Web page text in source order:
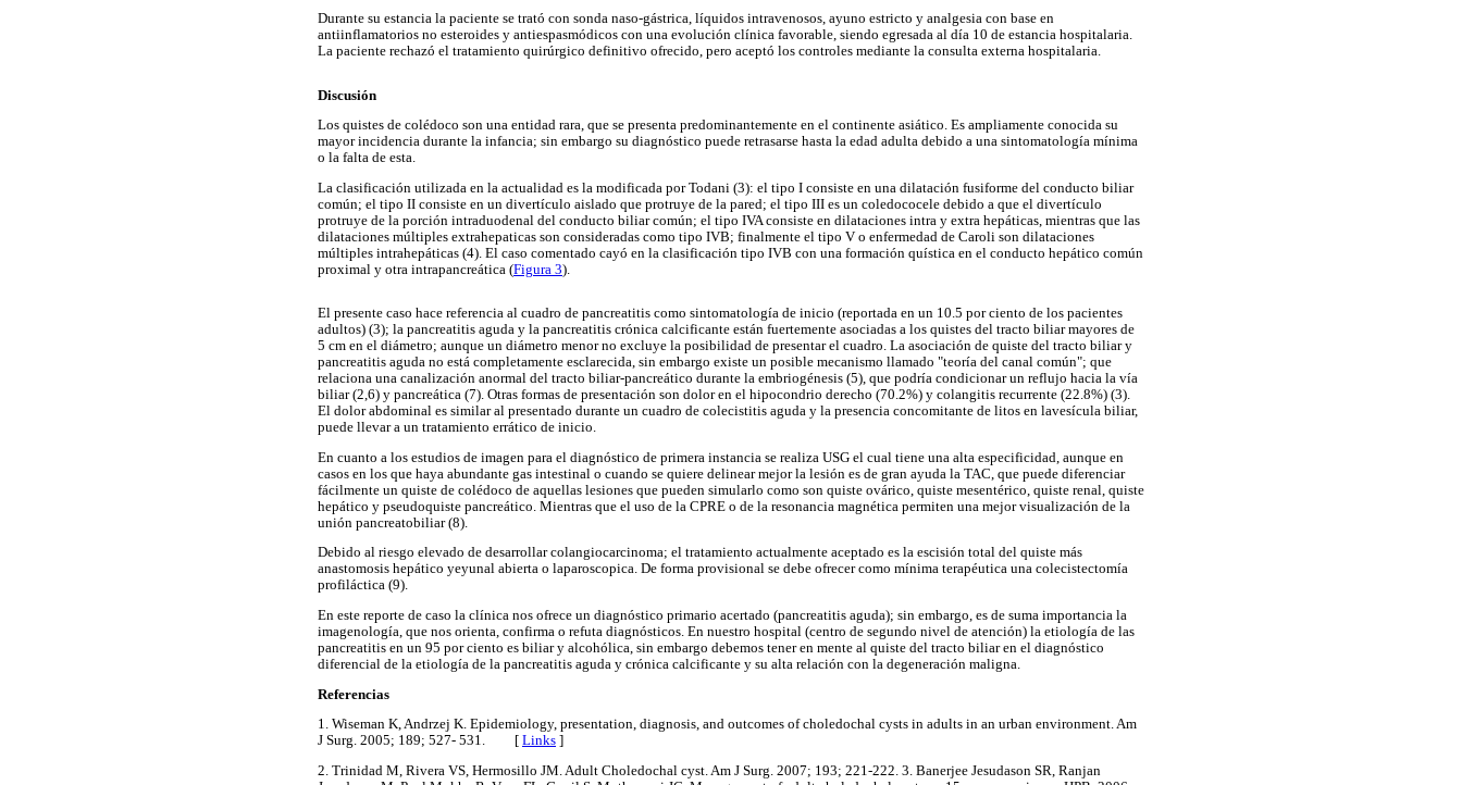
Durante su estancia la paciente se trató con sonda naso-gástrica, líquidos intravenosos, ayuno estricto y analgesia con base en
antiinflamatorios no esteroides y antiespasmódicos con una evolución clínica favorable, siendo egresada al día 10 de estancia hospitalaria.
La paciente rechazó el tratamiento quirúrgico definitivo ofrecido, pero aceptó los controles mediante la consulta externa hospitalaria.
Discusión
Los quistes de colédoco son una entidad rara, que se presenta predominantemente en el continente asiático. Es ampliamente conocida su
mayor incidencia durante la infancia; sin embargo su diagnóstico puede retrasarse hasta la edad adulta debido a una sintomatología mínima
o la falta de esta.
La clasificación utilizada en la actualidad es la modificada por Todani (3): el tipo I consiste en una dilatación fusiforme del conducto biliar
común; el tipo II consiste en un divertículo aislado que protruye de la pared; el tipo III es un coledococele debido a que el divertículo
protruye de la porción intraduodenal del conducto biliar común; el tipo IVA consiste en dilataciones intra y extra hepáticas, mientras que las
dilataciones múltiples extrahepaticas son consideradas como tipo IVB; finalmente el tipo V o enfermedad de Caroli son dilataciones
múltiples intrahepáticas (4). El caso comentado cayó en la clasificación tipo IVB con una formación quística en el conducto hepático común
proximal y otra intrapancreática (Figura 3).
El presente caso hace referencia al cuadro de pancreatitis como sintomatología de inicio (reportada en un 10.5 por ciento de los pacientes
adultos) (3); la pancreatitis aguda y la pancreatitis crónica calcificante están fuertemente asociadas a los quistes del tracto biliar mayores de
5 cm en el diámetro; aunque un diámetro menor no excluye la posibilidad de presentar el cuadro. La asociación de quiste del tracto biliar y
pancreatitis aguda no está completamente esclarecida, sin embargo existe un posible mecanismo llamado "teoría del canal común"; que
relaciona una canalización anormal del tracto biliar-pancreático durante la embriogénesis (5), que podría condicionar un reflujo hacia la vía
biliar (2,6) y pancreática (7). Otras formas de presentación son dolor en el hipocondrio derecho (70.2%) y colangitis recurrente (22.8%) (3).
El dolor abdominal es similar al presentado durante un cuadro de colecistitis aguda y la presencia concomitante de litos en lavesícula biliar,
puede llevar a un tratamiento errático de inicio.
En cuanto a los estudios de imagen para el diagnóstico de primera instancia se realiza USG el cual tiene una alta especificidad, aunque en
casos en los que haya abundante gas intestinal o cuando se quiere delinear mejor la lesión es de gran ayuda la TAC, que puede diferenciar
fácilmente un quiste de colédoco de aquellas lesiones que pueden simularlo como son quiste ovárico, quiste mesentérico, quiste renal, quiste
hepático y pseudoquiste pancreático. Mientras que el uso de la CPRE o de la resonancia magnética permiten una mejor visualización de la
unión pancreatobiliar (8).
Debido al riesgo elevado de desarrollar colangiocarcinoma; el tratamiento actualmente aceptado es la escisión total del quiste más
anastomosis hepático yeyunal abierta o laparoscopica. De forma provisional se debe ofrecer como mínima terapéutica una colecistectomía
profiláctica (9).
En este reporte de caso la clínica nos ofrece un diagnóstico primario acertado (pancreatitis aguda); sin embargo, es de suma importancia la
imagenología, que nos orienta, confirma o refuta diagnósticos. En nuestro hospital (centro de segundo nivel de atención) la etiología de las
pancreatitis en un 95 por ciento es biliar y alcohólica, sin embargo debemos tener en mente al quiste del tracto biliar en el diagnóstico
diferencial de la etiología de la pancreatitis aguda y crónica calcificante y su alta relación con la degeneración maligna.
Referencias
1. Wiseman K, Andrzej K. Epidemiology, presentation, diagnosis, and outcomes of choledochal cysts in adults in an urban environment. Am
J Surg. 2005; 189; 527- 531. [ Links ]
2. Trinidad M, Rivera VS, Hermosillo JM. Adult Choledochal cyst. Am J Surg. 2007; 193; 221-222. 3. Banerjee Jesudason SR, Ranjan